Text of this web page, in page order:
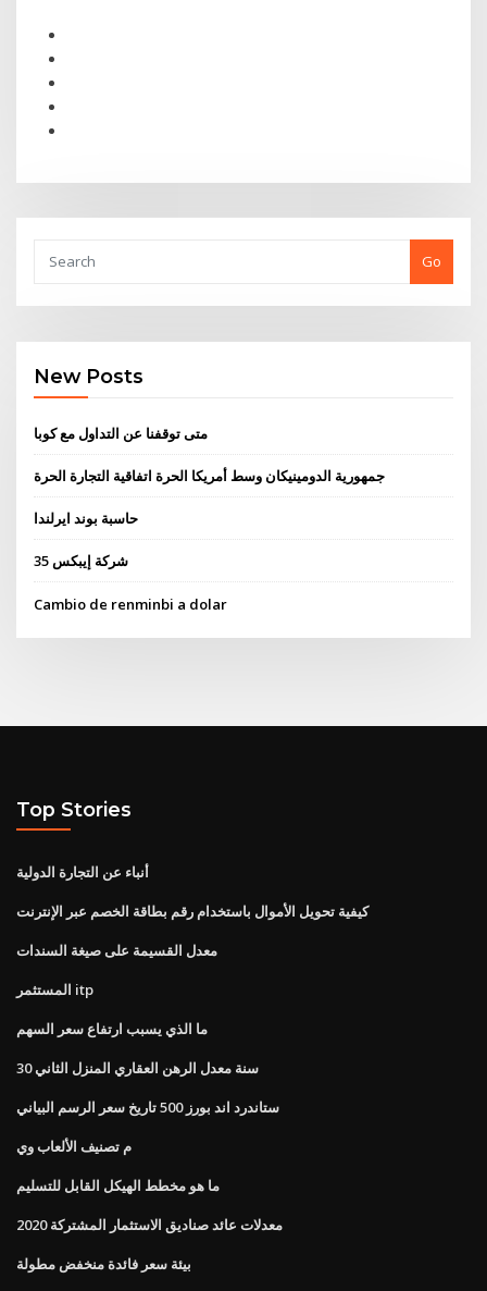
Go
New Posts
متى توقفنا عن التداول مع كوبا
جمهورية الدومينيكان وسط أمريكا الحرة اتفاقية التجارة الحرة
حاسبة بوند ايرلندا
35 شركة إيبكس
Cambio de renminbi a dolar
Top Stories
أنباء عن التجارة الدولية
كيفية تحويل الأموال باستخدام رقم بطاقة الخصم عبر الإنترنت
معدل القسيمة على صيغة السندات
المستثمر itp
ما الذي يسبب ارتفاع سعر السهم
30 سنة معدل الرهن العقاري المنزل الثاني
ستاندرد اند بورز 500 تاريخ سعر الرسم البياني
م تصنيف الألعاب وي
ما هو مخطط الهيكل القابل للتسليم
معدلات عائد صناديق الاستثمار المشتركة 2020
بيئة سعر فائدة منخفض مطولة